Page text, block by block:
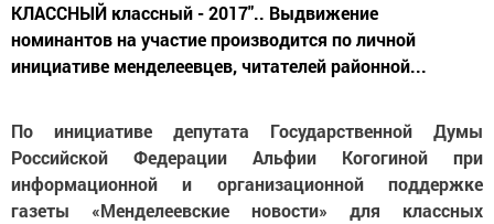
КЛАССНЫЙ классный - 2017".. Выдвижение
номинантов на участие производится по личной
инициативе менделеевцев, читателей районной...
По инициативе депутата Государственной Думы
Российской Федерации Альфии Когогиной при
информационной и организационной поддержке
газеты «Менделеевские новости» для классных